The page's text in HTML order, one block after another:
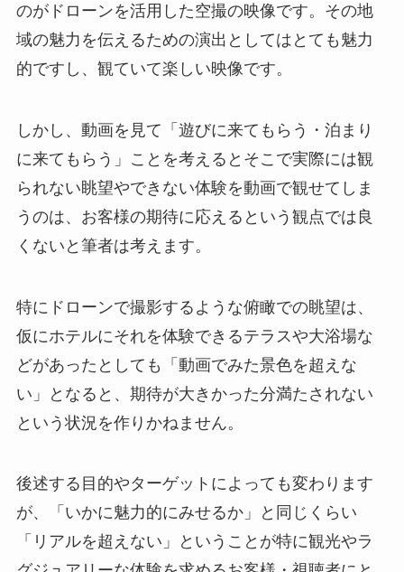
のがドローンを活用した空撮の映像です。その地
域の魅力を伝えるための演出としてはとても魅力
的ですし、観ていて楽しい映像です。
しかし、動画を見て「遊びに来てもらう・泊まり
に来てもらう」ことを考えるとそこで実際には観
られない眺望やできない体験を動画で観せてしま
うのは、お客様の期待に応えるという観点では良
くないと筆者は考えます。
特にドローンで撮影するような俯瞰での眺望は、
仮にホテルにそれを体験できるテラスや大浴場な
どがあったとしても「動画でみた景色を超えな
い」となると、期待が大きかった分満たされない
という状況を作りかねません。
後述する目的やターゲットによっても変わります
が、「いかに魅力的にみせるか」と同じくらい
「リアルを超えない」ということが特に観光やラ